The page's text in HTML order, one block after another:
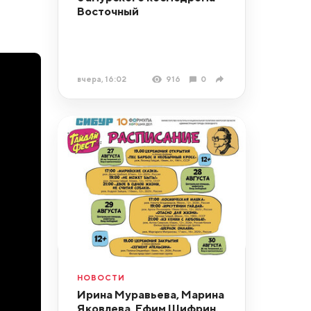
Восточный
вчера, 16:02 916 0
НОВОСТИ
Ирина Муравьева, Марина
Яковлева, Ефим Шифрин,